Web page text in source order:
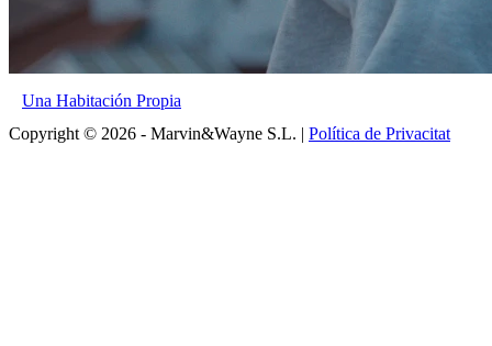
Una Habitación Propia
Copyright © 2026 - Marvin&Wayne S.L. | Política de Privacitat